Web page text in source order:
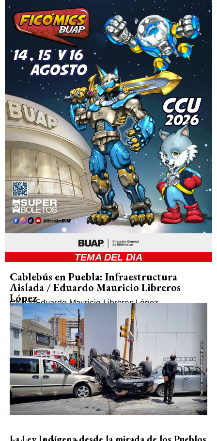
TEMA DEL DIA
Cablebús en Puebla: Infraestructura
Aislada / Eduardo Mauricio Libreros
López
CiudadEduardo Mauricio Libreros López